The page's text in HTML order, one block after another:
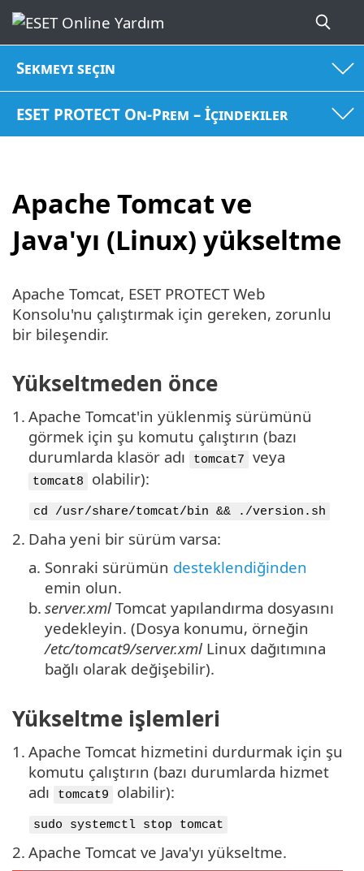
Sekmeyi seçin
ESET PROTECT On-Prem – İçindekiler
Apache Tomcat ve
Java'yı (Linux) yükseltme
Apache Tomcat, ESET PROTECT Web
Konsolu'nu çalıştırmak için gereken, zorunlu
bir bileşendir.
Yükseltmeden önce
1. Apache Tomcat'in yüklenmiş sürümünü
görmek için şu komutu çalıştırın (bazı
durumlarda klasör adı
tomcat7 veya
tomcat8 olabilir):
cd /usr/share/tomcat/bin && ./version.sh
2. Daha yeni bir sürüm varsa:
a. Sonraki sürümün desteklendiğinden
emin olun.
b. server.xml Tomcat yapılandırma dosyasını
yedekleyin. (Dosya konumu, örneğin
/etc/tomcat9/server.xml Linux dağıtımına
bağlı olarak değişebilir).
Yükseltme işlemleri
1. Apache Tomcat hizmetini durdurmak için şu
komutu çalıştırın (bazı durumlarda hizmet
adı
tomcat9 olabilir):
sudo systemctl stop tomcat
2. Apache Tomcat ve Java'yı yükseltme.